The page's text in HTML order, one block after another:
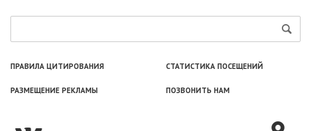
ПРАВИЛА ЦИТИРОВАНИЯ СТАТИСТИКА ПОСЕЩЕНИЙ
РАЗМЕЩЕНИЕ РЕКЛАМЫ ПОЗВОНИТЬ НАМ